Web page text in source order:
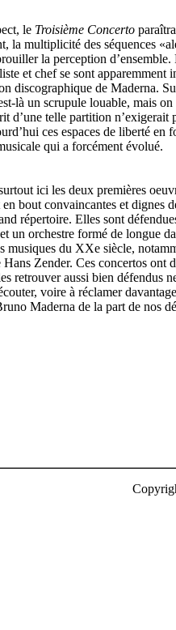
le Troisième Concerto
la multiplicité des séquences
la perception d’ensemble.
et chef se sont apparemment
discographique de Maderna.
là un scrupule louable, mais on
d’une telle partition n’exigerait
ces espaces de liberté en
qui a forcément évolué.
ici les deux premières
bout convaincantes et dignes
répertoire. Elles sont
un orchestre formé de longue
musiques du XXe siècle,
Zender. Ces concertos ont
retrouver aussi bien défendus
voire à réclamer davantage
Maderna de la part de nos